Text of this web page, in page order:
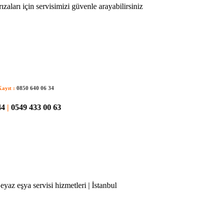
için servisimizi güvenle arayabilirsiniz
: 0850 640 06 34
0549 433 00 63
eşya servisi hizmetleri | İstanbul